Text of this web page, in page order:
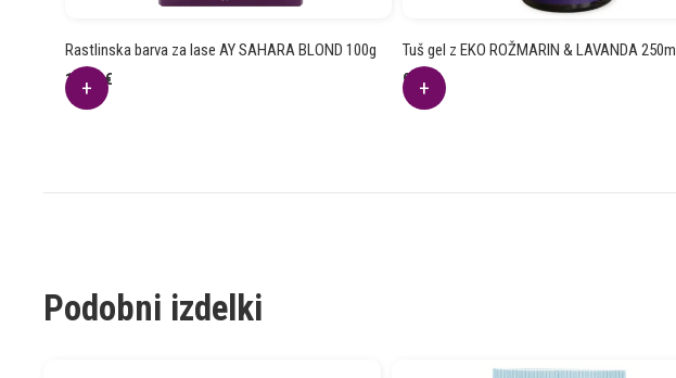
Rastlinska barva za lase AY SAHARA BLOND 100g
13.48€
Tuš gel z EKO ROŽMARIN & LAVANDA 250ml
9.34
€
Podobni izdelki